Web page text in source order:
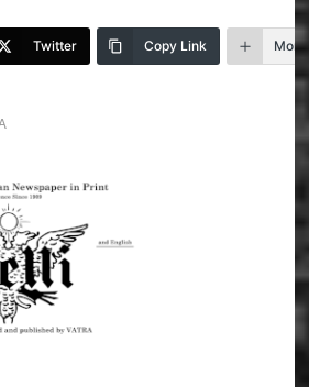
Twitter Copy Link More